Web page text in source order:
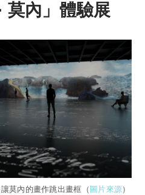
莫內」體驗展
莫內的畫作跳出畫框（ 圖片來源）